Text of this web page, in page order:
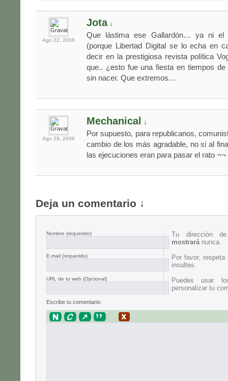
Ago 22, 2006
Jota↓
Que lástima ese Gallardón… ya ni
(porque Libertad Digital se lo echa en
decir en la prestigiosa revista política
que.. ¿esto fue una fiesta en tiempos
sin nacer. Que extremos…
Ago 28, 2006
Mechanical ↓
Por supuesto, para republicanos,
cambio de los más agradable, no si al
las ejecuciones eran para pasar el rato ¬¬
Deja un comentario ↓
Nombre (requerido)
E-mail (requerido)
URL de tu web (Opcional)
Tu dirección
mostrará nunca.
Por favor,
insultes.
Puedes usar
personalizar tu
Escribe tu comentario: